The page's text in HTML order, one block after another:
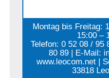
Montag bis Freitag:
15:00 –
Telefon: 0 52 08 / 95
80 89 | E-Mail:
www.leocom.net |
33818